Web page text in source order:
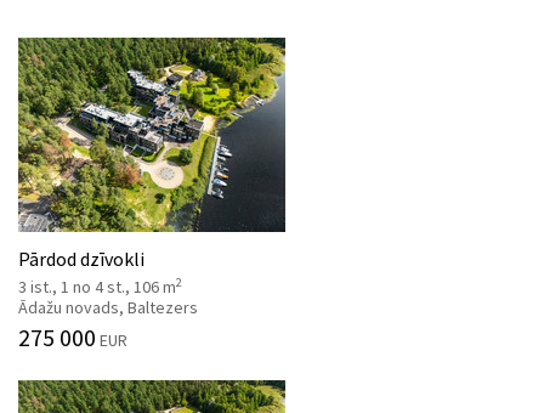
Pārdod dzīvokli
3 ist., 1 no 4 st., 106 m2
Ādažu novads, Baltezers
275 000 EUR